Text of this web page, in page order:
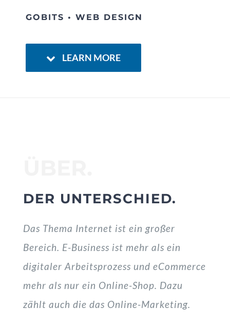
Contact
GOBITS • WEB DESIGN
LEARN MORE
DER UNTERSCHIED.
Das Thema Internet ist ein großer
Bereich. E-Business ist mehr als ein
digitaler Arbeitsprozess und eCommerce
mehr als nur ein Online-Shop. Dazu
zählt auch die das Online-Marketing.